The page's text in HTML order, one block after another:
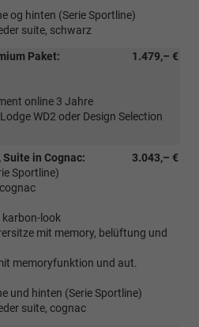
og hinten (Serie Sportline)
suite, schwarz
1.479,– €
Paket:
online 3 Jahre
WD2 oder Design Selection
3.043,– €
in Cognac:
Sportline)
karbon-look
mit memory, belüftung und
memoryfunktion und aut.
und hinten (Serie Sportline)
suite, cognac